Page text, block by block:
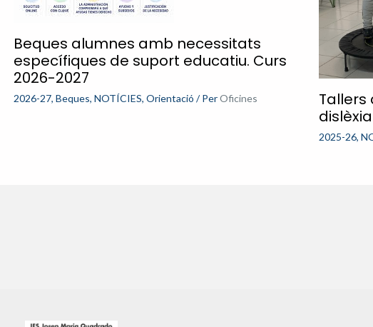
Beques alumnes amb necessitats
específiques de suport educatiu. Curs
2026-2027
2026-27, Beques, NOTÍCIES, Orientació / PerOficines
Tallers
2025-26,